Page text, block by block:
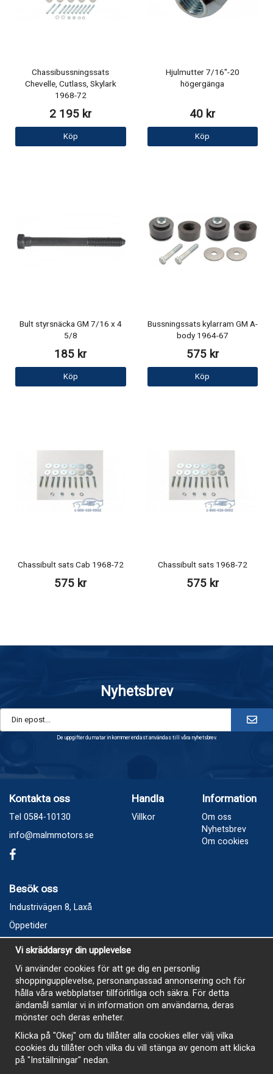
Chassibussningssats
Chevelle, Cutlass, Skylark
1968-72
2 195 kr
Köp
Hjulmutter 7/16"-20
högergänga
40 kr
Köp
Bult styrsnäcka GM 7/16 x 4
5/8
185 kr
Köp
Bussningssats kylarram GM A-
body 1964-67
575 kr
Köp
Chassibult sats Cab 1968-72
575 kr
Chassibult sats 1968-72
575 kr
Nyhetsbrev
De uppgifter du matar in kommer endast användas till våra nyhetsbrev.
Kontakta oss
Tel 0584-10130
info@malmmotors.se
Handla
Villkor
Information
Om oss
Nyhetsbrev
Om cookies
Besök oss
Industrivägen 8, Laxå
Öppetider
Vecka 32
Måndag kl 9-12, kl 13 - 15
Onsdag kl 9-12, kl 13 - 15
Tisdag, Tordag och Fredag stängt
E-Handelsbutiken är öppen och paket skickas hela
sommaren
Vi skräddarsyr din upplevelse
Vi använder cookies för att ge dig en personlig
shoppingupplevelse, personanpassad annonsering och för
hålla våra webbplatser tillförlitliga och säkra. För detta
ändamål samlar vi in information om användarna, deras
mönster och deras enheter.
Klicka på "Okej" om du tillåter alla cookies eller välj vilka
cookies du tillåter och vilka du vill stänga av genom att klicka
på "Inställningar" nedan.